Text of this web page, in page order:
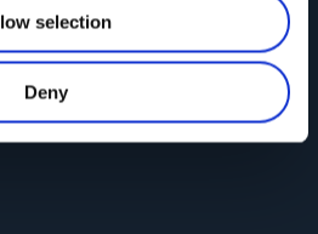
selection
Deny